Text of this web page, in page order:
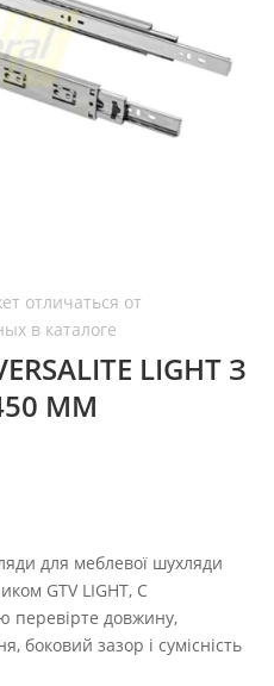
LIGHT З
ММ
для меблевої шухляди
GTV LIGHT, С
перевірте довжину,
боковий зазор і сумісність